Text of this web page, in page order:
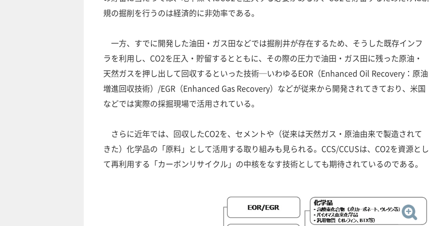
規の掘削を行うのは経済的に非効率である。
一方、すでに開発した油田・ガス田などでは掘削井が存在するため、そうした既存インフ
ラを利用し、CO2を圧入・貯留するとともに、その際の圧力で油田・ガス田に残った原油・
天然ガスを押し出して回収するといった技術─いわゆるEOR（Enhanced Oil Recovery：原油
増進回収技術）/EGR（Enhanced Gas Recovery）などが従来から開発されてきており、米国
などでは実際の採掘現場で活用されている。
さらに近年では、回収したCO2を、セメントや（従来は天然ガス・原油由来で製造されて
きた）化学品の「原料」として活用する取り組みも見られる。CCS/CCUSは、CO2を資源とし
て再利用する「カーボンリサイクル」の中核をなす技術としても期待されているのである。